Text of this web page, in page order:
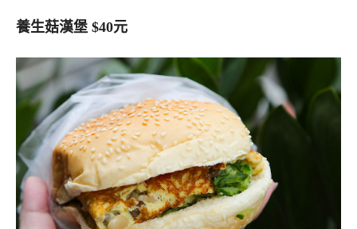
養生菇漢堡 $40元